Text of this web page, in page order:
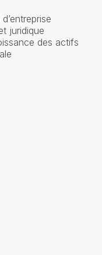
juridique
des actifs